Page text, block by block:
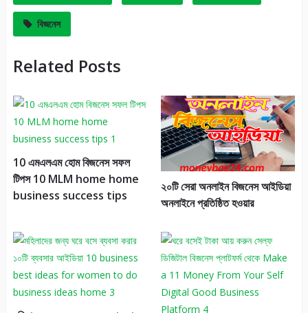
বিজনেস
Related Posts
10 এমএলএম হোম বিজনেস সফল
টিপস 10 MLM home home
business success tips
২০টি সেরা অনলাইন বিজনেস আইডিয়া
অনলাইনে প্রতিষ্ঠিত হওয়ার